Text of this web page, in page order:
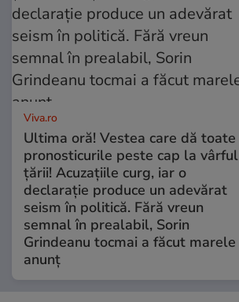
Viva.ro
Ultima oră! Vestea care dă toate
pronosticurile peste cap la vârful
țării! Acuzațiile curg, iar o
declarație produce un adevărat
seism în politică. Fără vreun
semnal în prealabil, Sorin
Grindeanu tocmai a făcut marele
anunț